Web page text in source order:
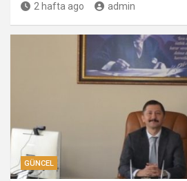
2 hafta ago admin
GÜNCEL